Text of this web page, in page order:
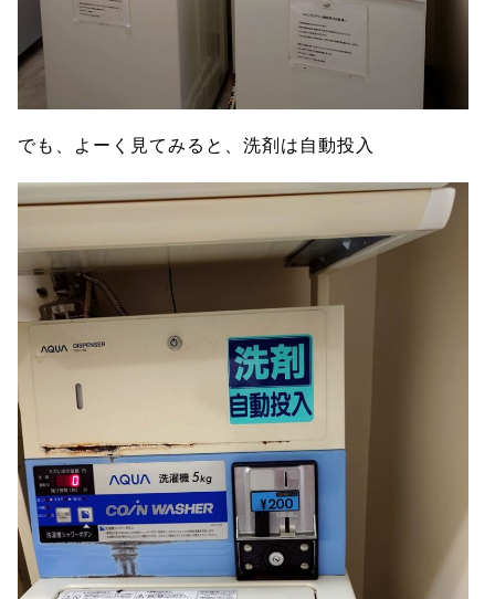
でも、よーく見てみると、洗剤は自動投入